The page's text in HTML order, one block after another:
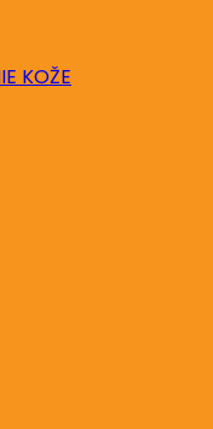
KOŽE